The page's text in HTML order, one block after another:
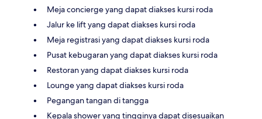
Meja concierge yang dapat diakses kursi roda
Jalur ke lift yang dapat diakses kursi roda
Meja registrasi yang dapat diakses kursi roda
Pusat kebugaran yang dapat diakses kursi roda
Restoran yang dapat diakses kursi roda
Lounge yang dapat diakses kursi roda
Pegangan tangan di tangga
Kepala shower yang tingginya dapat disesuaikan